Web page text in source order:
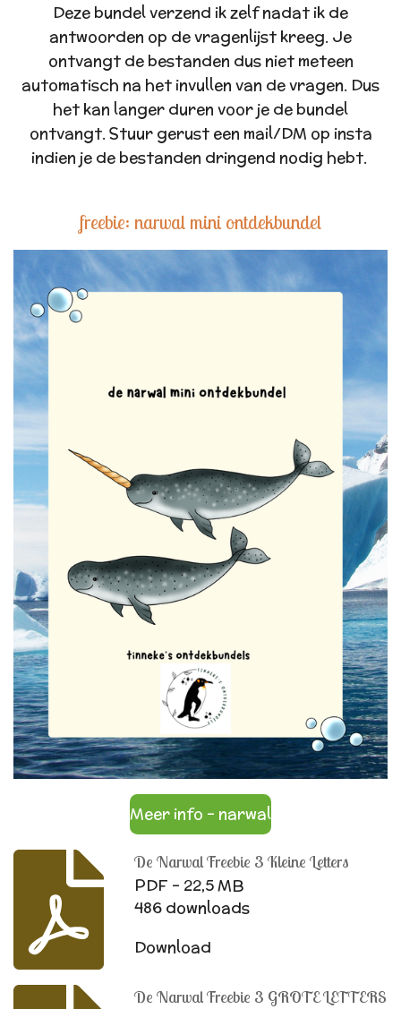
Deze bundel verzend ik zelf nadat ik de
antwoorden op de vragenlijst kreeg. Je
ontvangt de bestanden dus niet meteen
automatisch na het invullen van de vragen. Dus
het kan langer duren voor je de bundel
ontvangt. Stuur gerust een mail/DM op insta
indien je de bestanden dringend nodig hebt.
freebie: narwal mini ontdekbundel
Meer info - narwal
De Narwal Freebie 3 Kleine Letters
PDF – 22,5 MB
486 downloads
Download
De Narwal Freebie 3 GROTE LETTERS